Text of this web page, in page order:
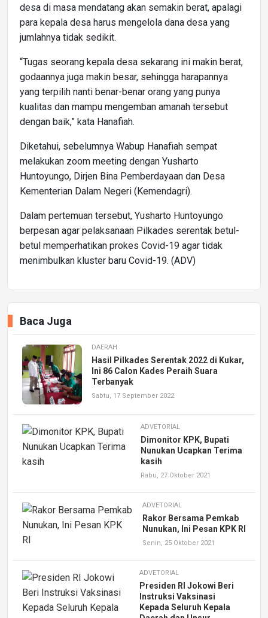
desa di masa mendatang akan semakin berat, apalagi
para kepala desa harus mengelola dana desa yang
jumlahnya tidak sedikit.
“Tugas seorang kepala desa sekarang ini makin berat,
godaannya juga makin besar, sehingga harapannya
yang terpilih nanti benar-benar orang yang punya
kualitas dan mampu mengemban amanah tersebut
dengan baik,” kata Hanafiah.
Diketahui, sebelumnya Wabup Hanafiah sempat
melakukan zoom meeting dengan Yusharto
Huntoyungo, Dirjen Bina Pemberdayaan dan Desa
Kementerian Dalam Negeri (Kemendagri).
Dalam pertemuan tersebut, Yusharto Huntoyungo
berpesan agar pelaksanaan Pilkades serentak betul-
betul memperhatikan prokes Covid-19 agar tidak
menimbulkan kluster baru Covid-19. (ADV)
Baca Juga
DAERAH
Hasil Pilkades Serentak 2022 di Kukar,
Ini 86 Calon Kades Peraih Suara
Terbanyak
Sabtu, 17 September 2022
ADVETORIAL
Dimonitor KPK, Bupati
Nunukan Ucapkan Terima
kasih
Rabu, 27 Oktober 2021
ADVETORIAL
Rakor Bersama Pemkab
Nunukan, Ini Pesan KPK RI
Senin, 25 Oktober 2021
ADVETORIAL
Presiden RI Jokowi Beri
Instruksi Vaksinasi
Kepada Seluruh Kepala